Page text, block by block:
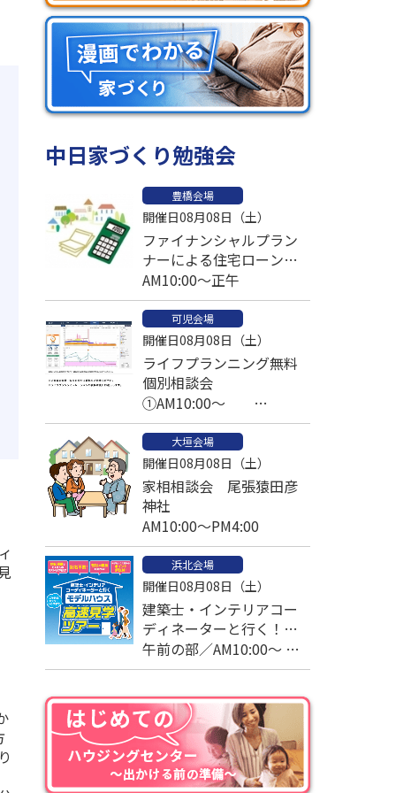
中日家づくり勉強会
豊橋会場
開催日08月08日（土）
ファイナンシャルプラン
ナーによる住宅ローン比
較個別相談会
AM10:00～正午
可児会場
開催日08月08日（土）
ライフプランニング無料
個別相談会
①AM10:00～
②PM1:00～予約済
③PM2:30～
大垣会場
開催日08月08日（土）
家相相談会 尾張猿田彦
神社
AM10:00～PM4:00
浜北会場
開催日08月08日（土）
建築士・インテリアコー
ディネーターと行く！モ
デルハウス高速見学ツア
ー
午前の部／AM10:00～ 午
後の部／PM1:00～